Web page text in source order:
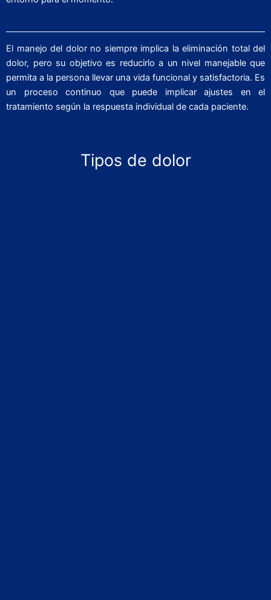
El manejo del dolor no siempre implica la eliminación total del
dolor, pero su objetivo es reducirlo a un nivel manejable que
permita a la persona llevar una vida funcional y satisfactoria. Es
un proceso continuo que puede implicar ajustes en el
tratamiento según la respuesta individual de cada paciente.
Tipos de dolor